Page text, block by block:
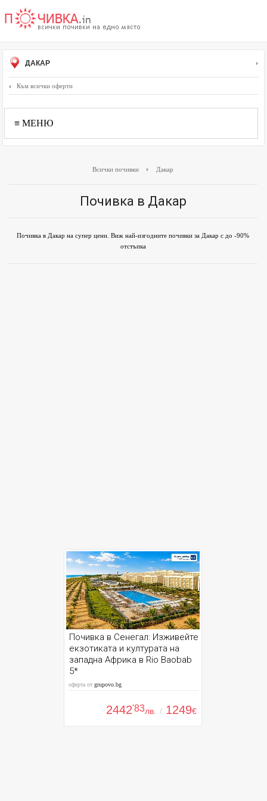
ДАКАР
Към всички оферти
≡ МЕНЮ
Всички почивки Дакар
Почивка в Дакар
Почивка в Дакар на супер цени. Виж най-изгодните почивки за Дакар с до -90%
отстъпка
Почивка в Сенегал: Изживейте
екзотиката и културата на
западна Африка в Rio Baobab
5*
оферта отgrupovo.bg
2442'83лв. / 1249€